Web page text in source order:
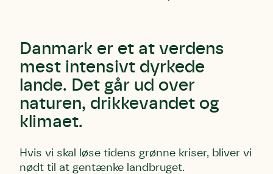
Danmark er et at verdens
mest intensivt dyrkede
lande. Det går ud over
naturen, drikkevandet og
klimaet.
Hvis vi skal løse tidens grønne kriser, bliver vi
nødt til at gentænke landbruget.